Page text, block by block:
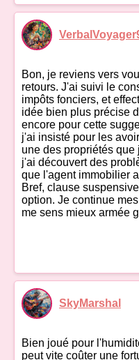
Bon, je reviens vers
retours. J'ai suivi le
impôts fonciers, et
idée bien plus précise
encore pour cette
j'ai insisté pour les
une des propriétés que
j'ai découvert des
que l'agent immobilier
Bref, clause
option. Je continue
me sens mieux armée
SkyMarshal
Bien joué pour
peut vite coûter une